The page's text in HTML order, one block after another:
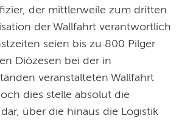
der mittlerweile zum dritten
der Wallfahrt verantwortlich
seien bis zu 800 Pilger
Diözesen bei der in
veranstalteten Wallfahrt
dies stelle absolut die
dar, über die hinaus die Logistik